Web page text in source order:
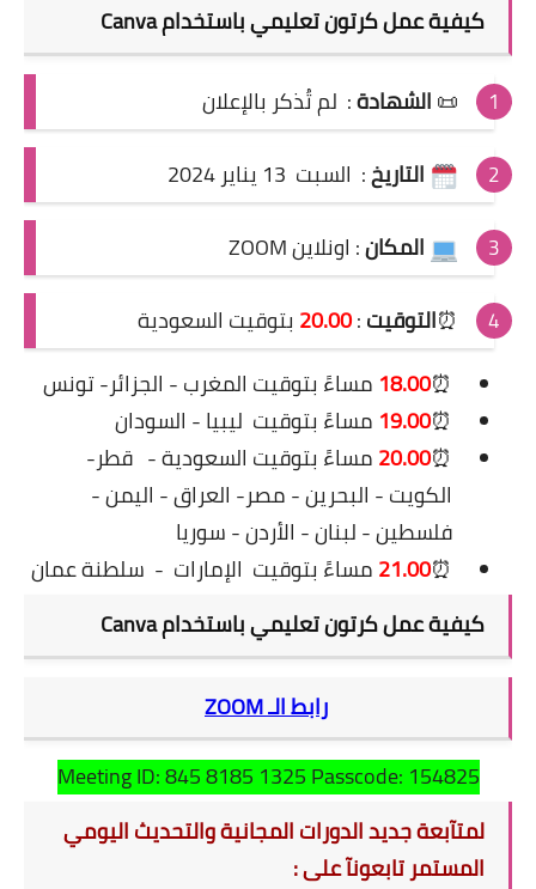
كيفية عمل كرتون تعليمي باستخدام Canva
📜الشهادة: لم تُذكر بالإعلان
التاريخ: السبت 13 يناير 2024
المكان: اونلاين ZOOM
⏰التوقيت:
20.00 بتوقيت السعودية
⏰
18.00 مساءً بتوقيت المغرب - الجزائر- تونس
⏰
19.00 مساءً بتوقيت ليبيا - السودان
⏰
20.00مساءً بتوقيت السعودية - قطر-
الكويت - البحرين - مصر- العراق - اليمن -
فلسطين - لبنان - الأردن - سوريا
⏰
21.00مساءً بتوقيت الإمارات - سلطنة عمان
كيفية عمل كرتون تعليمي باستخدام Canva
رابط الـ ZOOM
Meeting ID: 845 8185 1325 Passcode: 154825
لمتآبعة جديد الدورات المجانية والتحديث اليومي
المستمر تابعونآ على :